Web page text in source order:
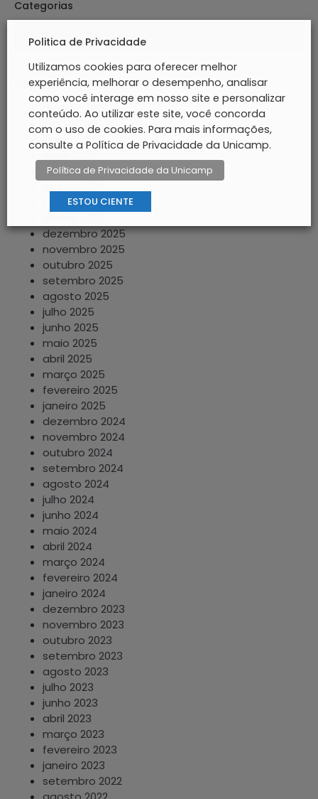
Categorias
Arquivos
agosto 2026
julho 2026
junho 2026
abril 2026
fevereiro 2026
dezembro 2025
novembro 2025
outubro 2025
setembro 2025
agosto 2025
julho 2025
junho 2025
maio 2025
abril 2025
março 2025
fevereiro 2025
janeiro 2025
dezembro 2024
novembro 2024
outubro 2024
setembro 2024
agosto 2024
julho 2024
junho 2024
maio 2024
abril 2024
março 2024
fevereiro 2024
janeiro 2024
dezembro 2023
novembro 2023
outubro 2023
setembro 2023
agosto 2023
julho 2023
junho 2023
abril 2023
março 2023
fevereiro 2023
janeiro 2023
setembro 2022
Politica de Privacidade
Utilizamos cookies para oferecer melhor
experiência, melhorar o desempenho, analisar
como você interage em nosso site e personalizar
conteúdo. Ao utilizar este site, você concorda
com o uso de cookies. Para mais informações,
consulte a Política de Privacidade da Unicamp.
Política de Privacidade da Unicamp
ESTOU CIENTE